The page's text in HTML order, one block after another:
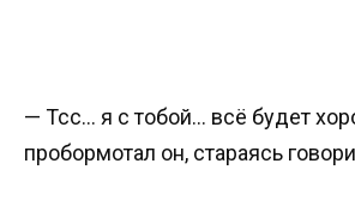
— Тсс… я с тобой… всё будет
пробормотал он, стараясь